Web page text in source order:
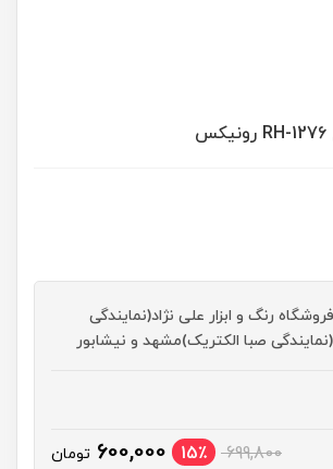
رنگ و ابزار علی نژاد(نمایندگی
صبا الکتریک)مشهد و نیشابور
699,800 15٪ 600,000 تومان